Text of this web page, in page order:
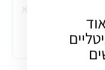
ישן למתכון בריא
תודה!”